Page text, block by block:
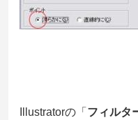
Illustratorの「 フィルタ